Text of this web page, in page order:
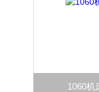
1060机